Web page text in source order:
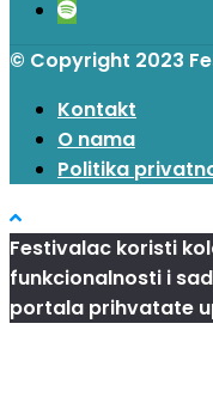
© Copyright 2023
Kontakt
O nama
Politika
Festivalac koristi
funkcionalnosti i
portala prihvatate